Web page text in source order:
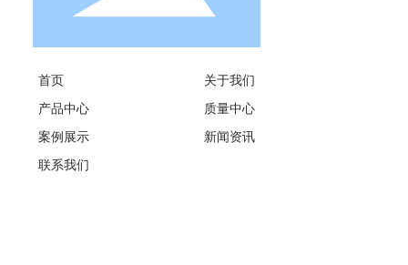
首页
关于我们
产品中心
质量中心
案例展示
新闻资讯
联系我们